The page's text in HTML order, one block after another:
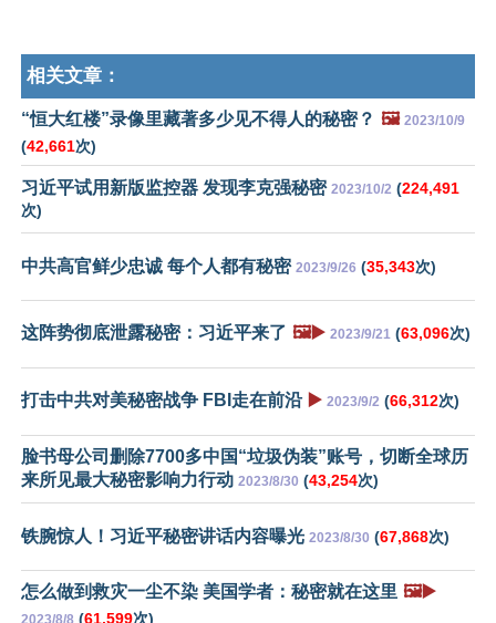
相关文章：
“恒大红楼”录像里藏著多少见不得人的秘密？ 🖼️ 2023/10/9
(42,661次)
习近平试用新版监控器 发现李克强秘密 2023/10/2 (224,491
次)
中共高官鲜少忠诚 每个人都有秘密 2023/9/26 (35,343次)
这阵势彻底泄露秘密：习近平来了 🖼️▶️ 2023/9/21 (63,096次)
打击中共对美秘密战争 FBI走在前沿 ▶️ 2023/9/2 (66,312次)
脸书母公司删除7700多中国“垃圾伪装”账号，切断全球历
来所见最大秘密影响力行动 2023/8/30 (43,254次)
铁腕惊人！习近平秘密讲话内容曝光 2023/8/30 (67,868次)
怎么做到救灾一尘不染 美国学者：秘密就在这里 🖼️▶️
2023/8/8 (61,599次)